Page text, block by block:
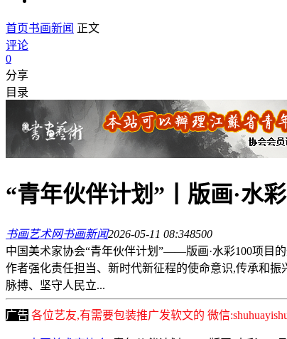
首页书画新闻 正文
评论
0
分享
目录
“青年伙伴计划”丨版画·水
书画艺术网书画新闻2026-05-11 08:348500
中国美术家协会“青年伙伴计划”——版画·水彩100项目
作者强化责任担当、新时代新征程的使命意识,传承和
脉搏、坚守人民立...
广告 各位艺友,有需要包装推广发软文的 微信